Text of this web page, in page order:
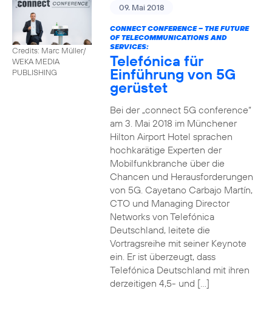
Credits: Marc Müller/
WEKA MEDIA
PUBLISHING
09. Mai 2018
CONNECT CONFERENCE – THE FUTURE
OF TELECOMMUNICATIONS AND
SERVICES:
Telefónica für
Einführung von 5G
gerüstet
Bei der „connect 5G conference“
am 3. Mai 2018 im Münchener
Hilton Airport Hotel sprachen
hochkarätige Experten der
Mobilfunkbranche über die
Chancen und Herausforderungen
von 5G. Cayetano Carbajo Martín,
CTO und Managing Director
Networks von Telefónica
Deutschland, leitete die
Vortragsreihe mit seiner Keynote
ein. Er ist überzeugt, dass
Telefónica Deutschland mit ihren
derzeitigen 4,5- und […]